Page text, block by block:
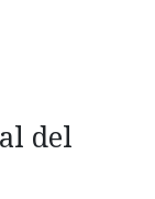
del